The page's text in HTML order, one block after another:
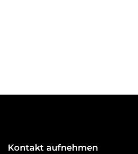
Kontakt aufnehmen